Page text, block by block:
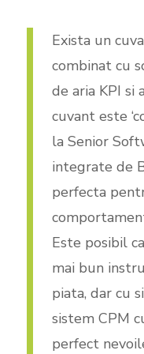
Exista un
combinat cu
de aria KPI si
cuvant este
la Senior
integrate de
perfecta
Este posibil
mai bun
piata, dar cu
sistem CPM
perfect